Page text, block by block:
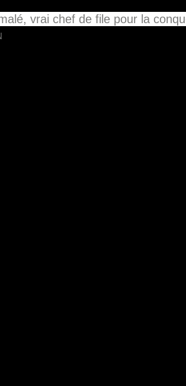
vrai chef de file pour la